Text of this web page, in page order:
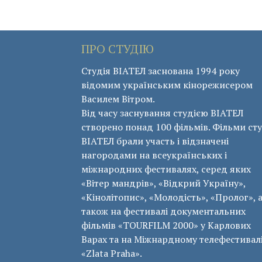
ПРО СТУДІЮ
Студія ВІАТЕЛ заснована 1994 року
відомим українським кінорежисером
Василем Вітром.
Від часу заснування студією ВІАТЕЛ
створено понад 100 фільмів. Фільми
ВІАТЕЛ брали участь і відзначені
нагородами на всеукраїнських і
міжнародних фестивалях, серед яких
«Вітер мандрів», «Відкрий Україну»,
«Кінолітопис», «Молодість», «Пролог», а
також на фестивалі документальних
фільмів «ТОURFILM 2000» у Карлових
Варах та на Міжнардному
«Zlata Praha».